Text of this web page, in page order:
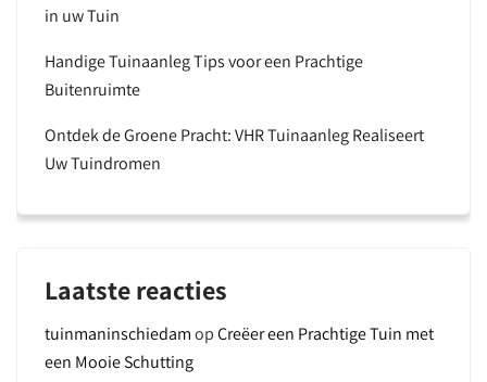
in uw Tuin
Handige Tuinaanleg Tips voor een Prachtige
Buitenruimte
Ontdek de Groene Pracht: VHR Tuinaanleg Realiseert
Uw Tuindromen
Laatste reacties
tuinmaninschiedamopCreëer een Prachtige Tuin met
een Mooie Schutting